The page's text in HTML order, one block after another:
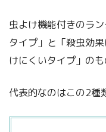
虫よけ機能付きのラ
タイプ」と「殺虫効
けにくいタイプ」のも
代表的なのはこの2種